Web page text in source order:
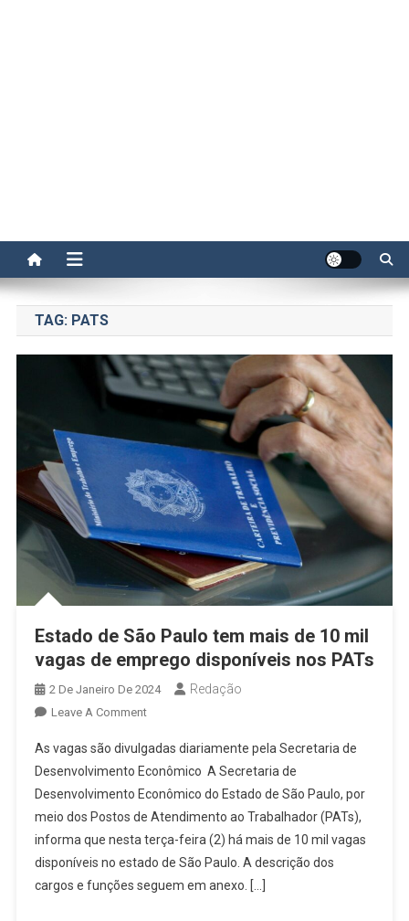
TAG: PATS
Estado de São Paulo tem mais de 10 mil
vagas de emprego disponíveis nos PATs
2 De Janeiro De 2024 Redação
Leave A CommentOn
De
São
Paulo
Tem
Mais
De
As vagas são divulgadas diariamente pela Secretaria de
Desenvolvimento Econômico A Secretaria de
Desenvolvimento Econômico do Estado de São Paulo, por
meio dos Postos de Atendimento ao Trabalhador (PATs),
informa que nesta terça-feira (2) há mais de 10 mil vagas
disponíveis no estado de São Paulo. A descrição dos
cargos e funções seguem em anexo. […]